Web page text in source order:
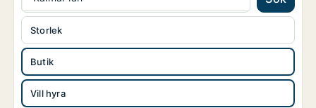
Butik
Vill hyra
Storlek